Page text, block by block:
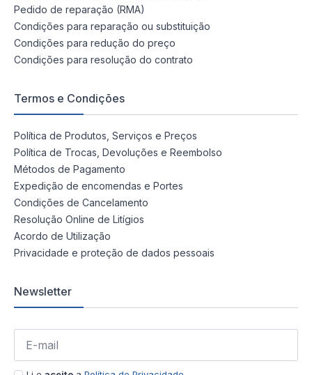
Pedido de reparação (RMA)
Condições para reparação ou substituição
Condições para redução do preço
Condições para resolução do contrato
Termos e Condições
Política de Produtos, Serviços e Preços
Política de Trocas, Devoluções e Reembolso
Métodos de Pagamento
Expedição de encomendas e Portes
Condições de Cancelamento
Resolução Online de Litígios
Acordo de Utilização
Privacidade e proteção de dados pessoais
Newsletter